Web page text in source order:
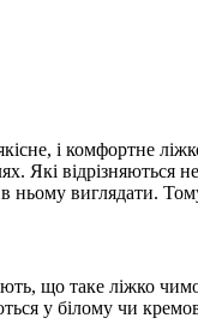
і комфортне
Які
в ньому виглядати.
що таке ліжко
у білому чи